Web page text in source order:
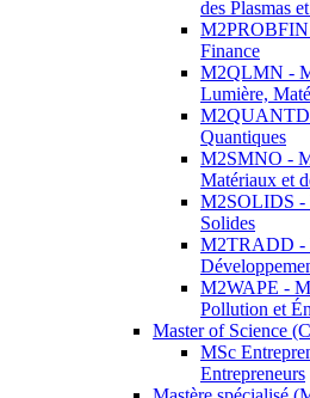
des Plasmas
M2PROBFIN
Finance
M2QLMN -
Lumière,
Quantiques
M2SMNO -
Matériaux et
M2SOLIDS -
Solides
M2TRADD -
M2WAPE -
Pollution et
Master of Science
MSc
Entrepreneurs